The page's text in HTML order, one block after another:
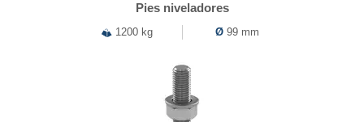
Pies niveladores
1200 kg Ø 99 mm